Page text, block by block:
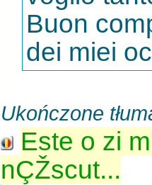
Buon
dei miei
Ukończone
Este o zi
nÇŽscut...